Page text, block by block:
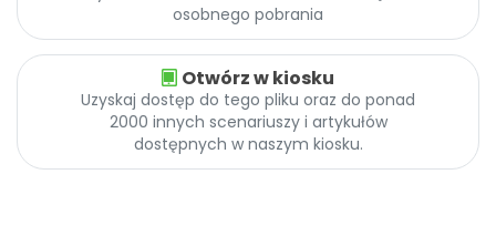
Archiwalne numery
Promocje
osobnego pobrania
Otwórz w kiosku
Uzyskaj dostęp do tego pliku oraz do ponad
2000 innych scenariuszy i artykułów
dostępnych w naszym kiosku.